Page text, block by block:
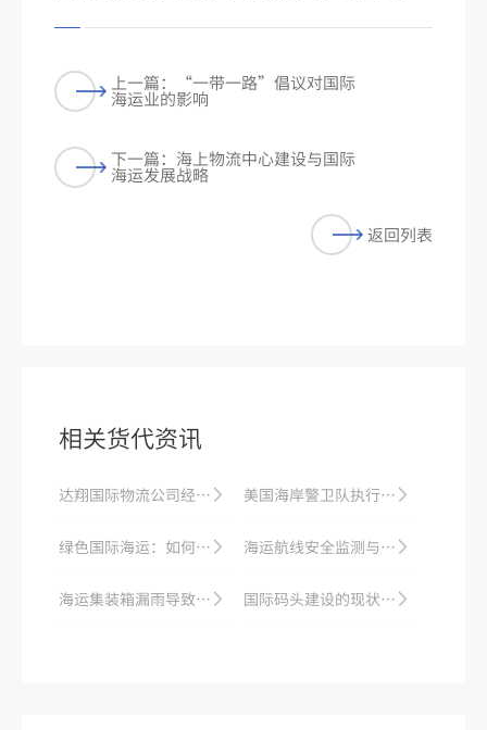
上一篇：“一带一路”倡议对国际
海运业的影响
下一篇：海上物流中心建设与国际
海运发展战略
返回列表
相关货代资讯
达翔国际物流公司经营范围有哪些？ 美国海岸警卫队执行巡逻任务保障海上安全
绿色国际海运：如何以节能减排方式保障船舶安全 海运航线安全监测与管理分析
海运集装箱漏雨导致货物损坏：责任认定与索赔 国际码头建设的现状和未来发展